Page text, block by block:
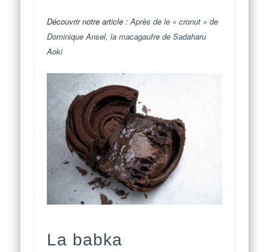
Découvrir notre article :Après de le « cronut » de
Dominique Ansel, la macagaufre de Sadaharu
Aoki
La babka